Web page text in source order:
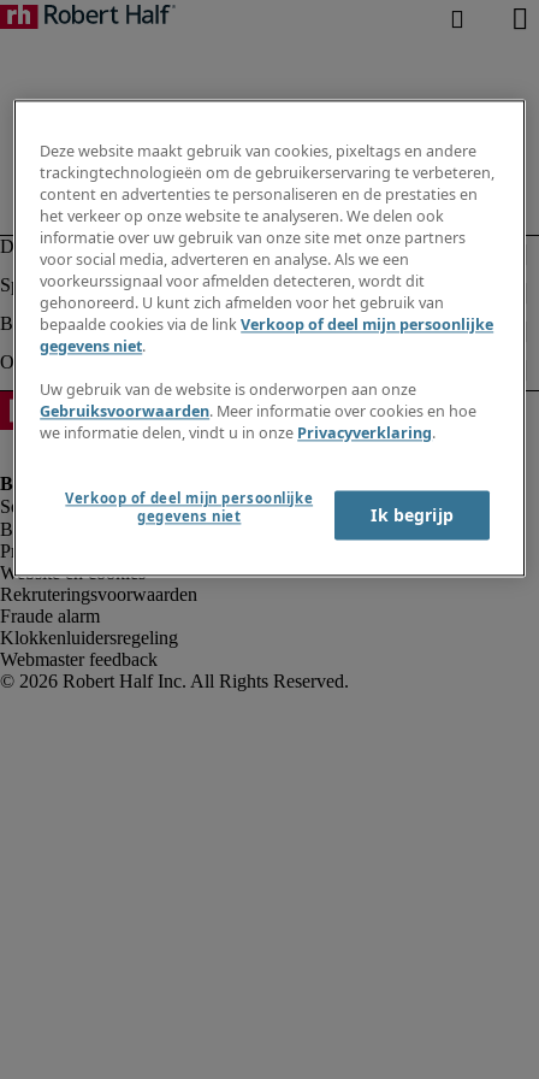
Bedrijfsinformatie
Privacyverklaring
Website en cookies
Rekruteringsvoorwaarden
Fraude alarm
Klokkenluidersregeling
Webmaster feedback
Deze website maakt gebruik van cookies, pixeltags en andere
trackingtechnologieën om de gebruikerservaring te verbeteren,
content en advertenties te personaliseren en de prestaties en
het verkeer op onze website te analyseren. We delen ook
informatie over uw gebruik van onze site met onze partners
voor social media, adverteren en analyse. Als we een
voorkeurssignaal voor afmelden detecteren, wordt dit
gehonoreerd. U kunt zich afmelden voor het gebruik van
bepaalde cookies via de linkVerkoop of deel mijn persoonlijke
gegevens niet.
Uw gebruik van de website is onderworpen aan onze
Gebruiksvoorwaarden. Meer informatie over cookies en hoe
we informatie delen, vindt u in onze Privacyverklaring.
Verkoop of deel mijn persoonlijke
gegevens niet
Ik begrijp